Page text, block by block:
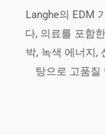
Langhe의 EDM
다, 의료를 포함
박, 녹색 에너지,
탕으로 고품질